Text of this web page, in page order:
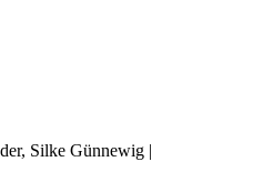
Silke Günnewig |